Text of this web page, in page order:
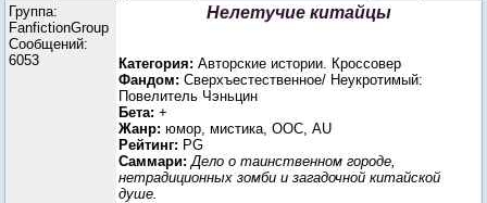
Группа:
FanfictionGroup
Сообщений:
6053
Нелетучие китайцы
Категория: Авторские истории. Кроссовер
Фандом: Сверхъестественное/ Неукротимый:
Повелитель Чэньцин
Бета: +
Жанр: юмор, мистика, ООС, AU
Рейтинг: PG
Саммари:Дело о таинственном городе,
нетрадиционных зомби и загадочной китайской
душе.